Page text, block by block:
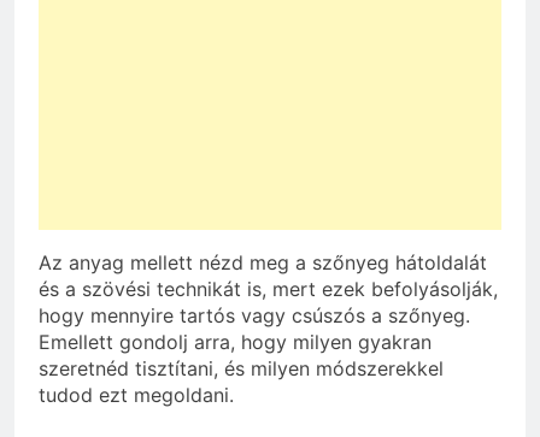
Az anyag mellett nézd meg a szőnyeg hátoldalát
és a szövési technikát is, mert ezek befolyásolják,
hogy mennyire tartós vagy csúszós a szőnyeg.
Emellett gondolj arra, hogy milyen gyakran
szeretnéd tisztítani, és milyen módszerekkel
tudod ezt megoldani.